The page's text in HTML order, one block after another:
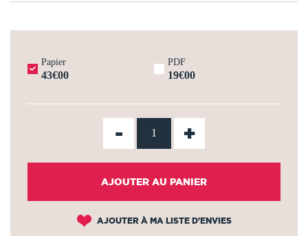
Papier
43€00
PDF
19€00
- +
AJOUTER AU PANIER
AJOUTER À MA LISTE D'ENVIES